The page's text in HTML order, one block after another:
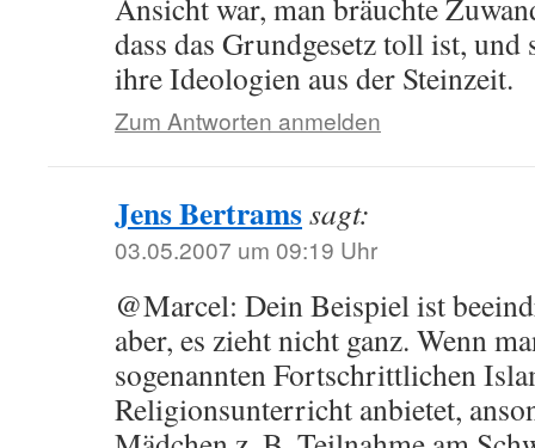
Ansicht war, man bräuchte
dass das Grundgesetz toll ist, und
ihre Ideologien aus der Steinzeit.
Zum Antworten anmelden
Jens Bertramssagt:
03.05.2007 um 09:19 Uhr
@Marcel: Dein Beispiel ist
aber, es zieht nicht ganz. Wenn
sogenannten Fortschrittlichen
Religionsunterricht anbietet,